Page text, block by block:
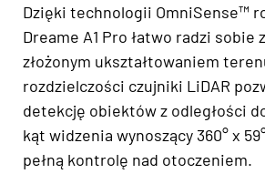
Dzięki technologii OmniSense™
Dreame A1 Pro łatwo radzi sobie
złożonym ukształtowaniem
rozdzielczości czujniki LiDAR
detekcję obiektów z odległości
kąt widzenia wynoszący 360° x
pełną kontrolę nad otoczeniem.